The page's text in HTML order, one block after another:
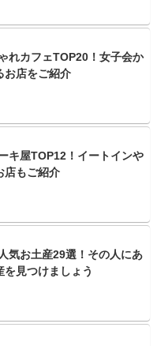
れカフェTOP20！女子会か
お店をご紹介
キ屋TOP12！イートインや
店もご紹介
気お土産29選！その人にあ
を見つけましょう